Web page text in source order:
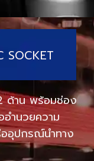
SOCKET
ด้าน พร้อมช่อง
ำนวยความ
อุปกรณ์นำทาง